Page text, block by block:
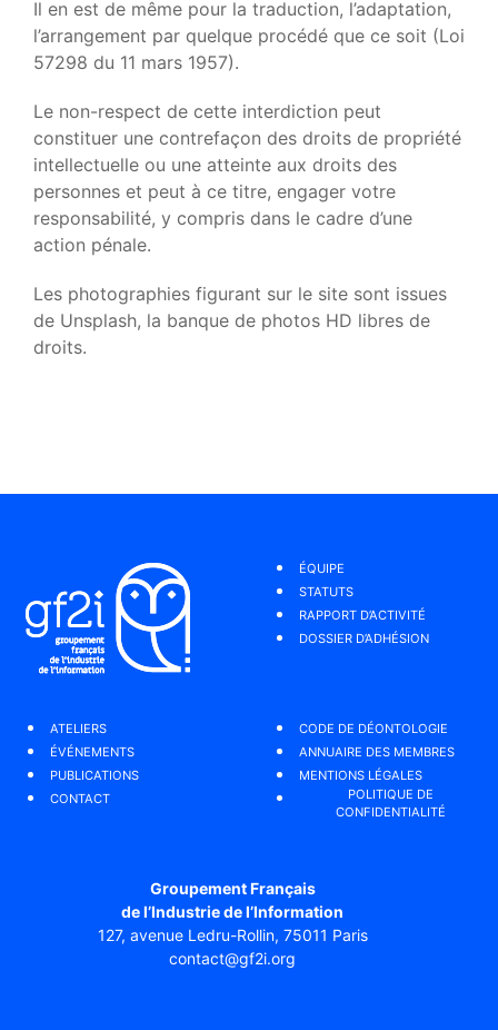
Il en est de même pour la traduction, l’adaptation,
l’arrangement par quelque procédé que ce soit (Loi
57298 du 11 mars 1957).
Le non-respect de cette interdiction peut
constituer une contrefaçon des droits de propriété
intellectuelle ou une atteinte aux droits des
personnes et peut à ce titre, engager votre
responsabilité, y compris dans le cadre d’une
action pénale.
Les photographies figurant sur le site sont issues
de Unsplash, la banque de photos HD libres de
droits.
ÉQUIPE
STATUTS
RAPPORT D’ACTIVITÉ
DOSSIER D’ADHÉSION
ATELIERS
ÉVÉNEMENTS
PUBLICATIONS
CONTACT
CODE DE DÉONTOLOGIE
ANNUAIRE DES MEMBRES
MENTIONS LÉGALES
POLITIQUE DE
CONFIDENTIALITÉ
Groupement Français
de l’Industrie de l’Information
127, avenue Ledru-Rollin, 75011 Paris
contact@gf2i.org